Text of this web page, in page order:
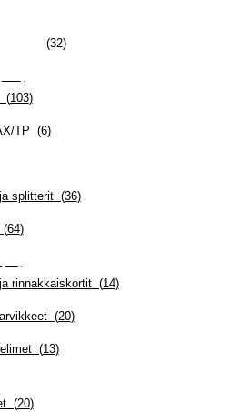
(32)
103)
TP (6)
splitterit(36)
64)
rinnakkaiskortit(14)
(20)
(13)
(20)